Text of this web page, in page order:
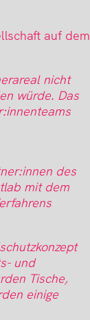
auf dem
nicht
würde. Das
des
mit dem
und
Tische,
einige